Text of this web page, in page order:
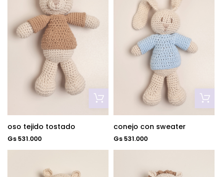
oso tejido tostado
Gs 531.000
conejo con sweater
Gs 531.000